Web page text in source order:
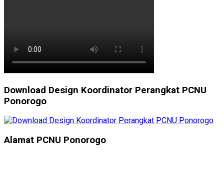
Download Design Koordinator Perangkat PCNU
Ponorogo
Alamat PCNU Ponorogo